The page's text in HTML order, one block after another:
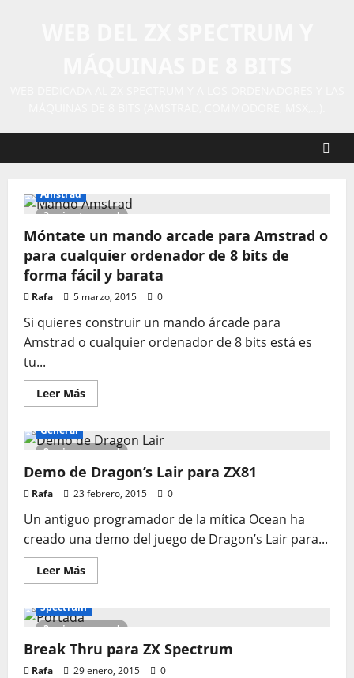
2 minutes read
Amstrad
Móntate un mando arcade para Amstrad o
para cualquier ordenador de 8 bits de
forma fácil y barata
Rafa 5 marzo, 2015 0
Si quieres construir un mando árcade para
Amstrad o cualquier ordenador de 8 bits está es
tu...
Leer MásLeer
más
Móntate
un
arcade
para
Amstrad
para
cualquier
ordenador
de
8
bits
de
y
barata
2 minutes read
General
Demo de Dragon’s Lair para ZX81
Rafa 23 febrero, 2015 0
Un antiguo programador de la mítica Ocean ha
creado una demo del juego de Dragon’s Lair para...
Leer MásLeer
más
Demo
de
Lair
para
ZX81
3 minutes read
Spectrum
Break Thru para ZX Spectrum
Rafa 29 enero, 2015 0